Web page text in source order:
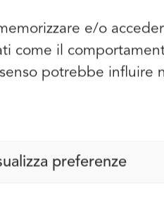
e/o
come il
potrebbe influire
preferenze